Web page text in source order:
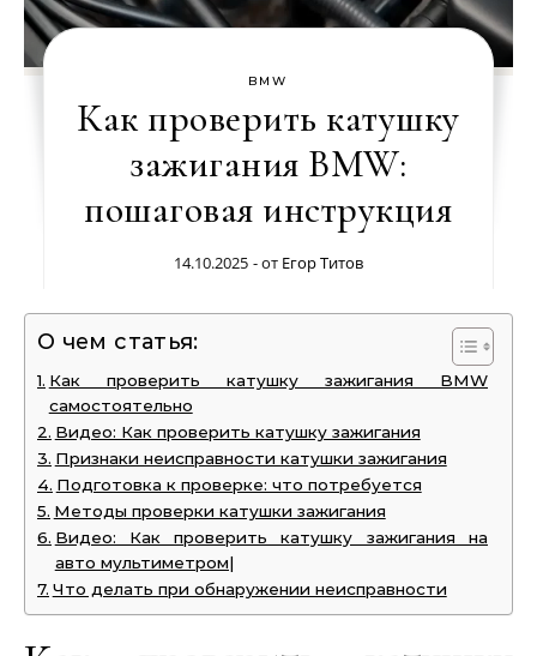
BMW
Как проверить катушку
зажигания BMW:
пошаговая инструкция
14.10.2025 - от Егор Титов
О чем статья:
Как проверить катушку зажигания BMW
самостоятельно
Видео: Как проверить катушку зажигания
Признаки неисправности катушки зажигания
Подготовка к проверке: что потребуется
Методы проверки катушки зажигания
Видео: Как проверить катушку зажигания на
авто мультиметром|
Что делать при обнаружении неисправности